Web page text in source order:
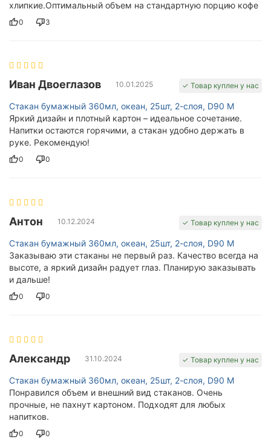
хлипкие.Оптимальный объем на стандартную порцию кофе
0 3
Иван Двоеглазов 10.01.2025 ✓ Товар куплен у нас
Стакан бумажный 360мл, океан, 25шт, 2-слоя, D90 M
Яркий дизайн и плотный картон – идеальное сочетание.
Напитки остаются горячими, а стакан удобно держать в
руке. Рекомендую!
0 0
Антон 10.12.2024 ✓ Товар куплен у нас
Стакан бумажный 360мл, океан, 25шт, 2-слоя, D90 M
Заказываю эти стаканы не первый раз. Качество всегда на
высоте, а яркий дизайн радует глаз. Планирую заказывать
и дальше!
0 0
Александр 31.10.2024 ✓ Товар куплен у нас
Стакан бумажный 360мл, океан, 25шт, 2-слоя, D90 M
Понравился объем и внешний вид стаканов. Очень
прочные, не пахнут картоном. Подходят для любых
напитков.
0 0